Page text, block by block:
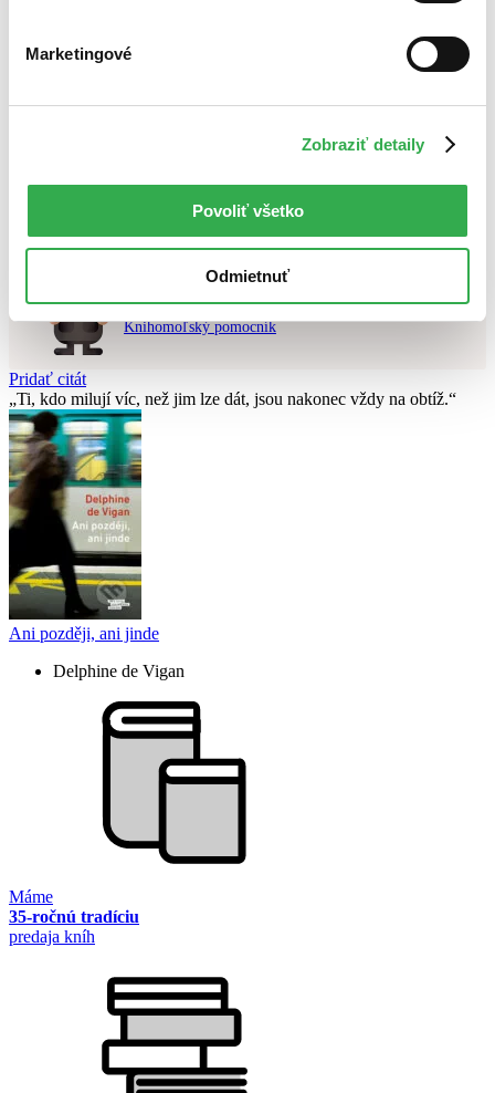
Marketingové
Zobraziť detaily
Povoliť všetko
Odmietnuť
Najlacnejšie
Najvyššia zľava
Nebol nájdenýžiadny titulvyhovujúci zadaným podmienkam.
Skúste prosím zmeniť vyhľadávaný výraz.
Chcete poradiť knihu?
Náš pomocník Sherlock vám ju s radosťou vypátra!
Knihomoľský pomocník
Pridať citát
Ti, kdo milují víc, než jim lze dát, jsou nakonec vždy na obtíž.
Ani později, ani jinde
Delphine de Vigan
Máme
35-ročnú tradíciu
predaja kníh